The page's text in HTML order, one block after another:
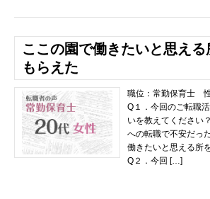
ここの園で働きたいと思え
もらえた
職位：常勤保育士
Q１．今回のご転職
いを教えてください
への転職で不安だっ
働きたいと思える所
Q２．今回 […]